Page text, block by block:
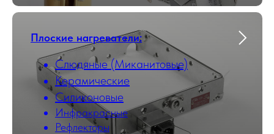
Плоские нагреватели:
Слюдяные (Миканитовые)
Керамические
Силиконовые
Инфракрасные
Рефлекторы